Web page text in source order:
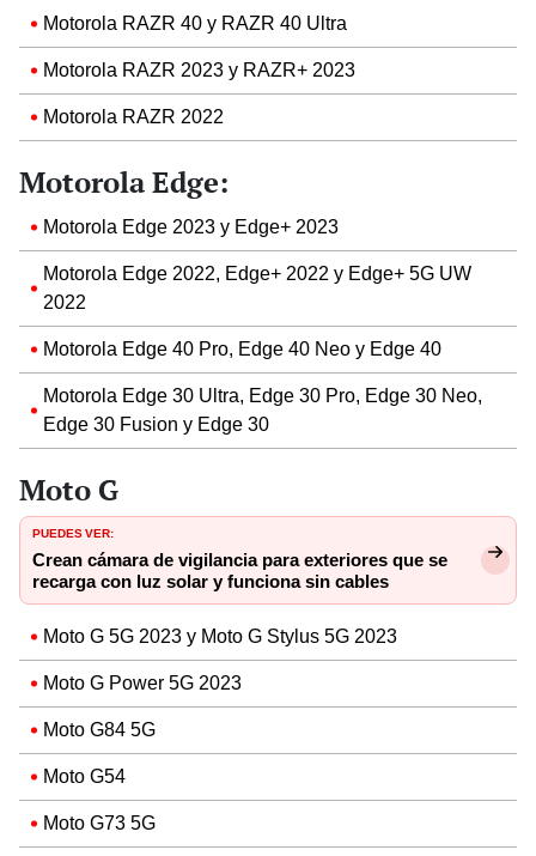
Motorola RAZR 40 y RAZR 40 Ultra
Motorola RAZR 2023 y RAZR+ 2023
Motorola RAZR 2022
Motorola Edge:
Motorola Edge 2023 y Edge+ 2023
Motorola Edge 2022, Edge+ 2022 y Edge+ 5G UW
2022
Motorola Edge 40 Pro, Edge 40 Neo y Edge 40
Motorola Edge 30 Ultra, Edge 30 Pro, Edge 30 Neo,
Edge 30 Fusion y Edge 30
Moto G
PUEDES VER:
Crean cámara de vigilancia para exteriores que se
recarga con luz solar y funciona sin cables
Moto G 5G 2023 y Moto G Stylus 5G 2023
Moto G Power 5G 2023
Moto G84 5G
Moto G54
Moto G73 5G